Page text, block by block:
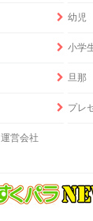
幼児
小学
旦那
プレ
運営会社